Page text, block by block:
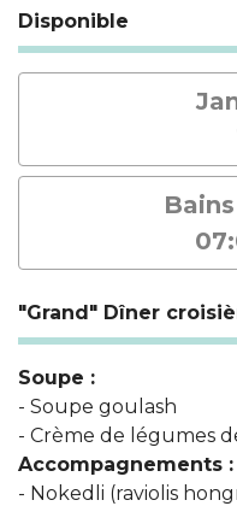
Disponible
"Grand" Dîner
Soupe :
- Soupe goulash
- Crème de légumes
Accompagnements :
- Nokedli (raviolis